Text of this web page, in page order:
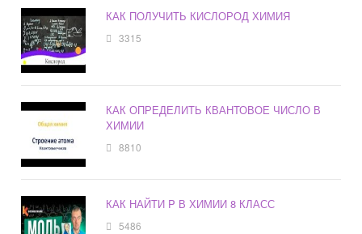
КАК ПОЛУЧИТЬ КИСЛОРОД ХИМИЯ
3315
КАК ОПРЕДЕЛИТЬ КВАНТОВОЕ ЧИСЛО В
ХИМИИ
8810
КАК НАЙТИ P В ХИМИИ 8 КЛАСС
5486